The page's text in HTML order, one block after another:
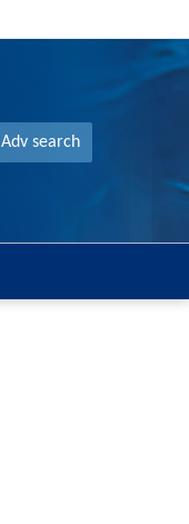
Adv search